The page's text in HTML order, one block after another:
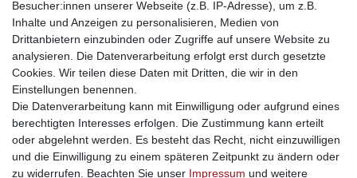
kinderwagencenter- Exklusive und günstige Kinderwagen
gastrogeraete24- alles für Gastronomie und Imbiss
soziale Medien
Facebook
sicher einkaufen
Besucher:innen unserer Webseite (z.B. IP-Adresse), um z.B.
Inhalte und Anzeigen zu personalisieren, Medien von
Drittanbietern einzubinden oder Zugriffe auf unsere Website zu
analysieren. Die Datenverarbeitung erfolgt erst durch gesetzte
Cookies. Wir teilen diese Daten mit Dritten, die wir in den
Einstellungen benennen.
Die Datenverarbeitung kann mit Einwilligung oder aufgrund eines
berechtigten Interesses erfolgen. Die Zustimmung kann erteilt
oder abgelehnt werden. Es besteht das Recht, nicht einzuwilligen
und die Einwilligung zu einem späteren Zeitpunkt zu ändern oder
zu widerrufen. Beachten Sie unser Impressum und weitere